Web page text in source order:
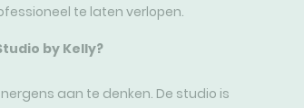
te laten verlopen.
by Kelly?
nergens aan te denken. De studio is